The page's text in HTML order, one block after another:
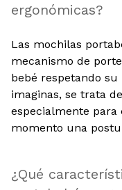
ergonómicas?
Las mochilas
mecanismo de
bebé respetando
imaginas, se trata
especialmente
momento una
¿Qué